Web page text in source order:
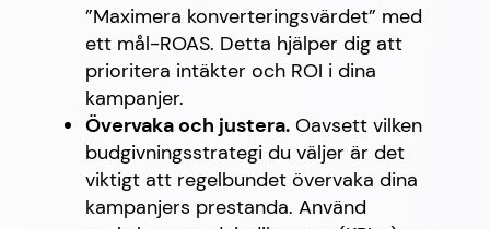
”Maximera konverteringsvärdet” med
ett mål-ROAS. Detta hjälper dig att
prioritera intäkter och ROI i dina
kampanjer.
Övervaka och justera. Oavsett vilken
budgivningsstrategi du väljer är det
viktigt att regelbundet övervaka dina
kampanjers prestanda. Använd